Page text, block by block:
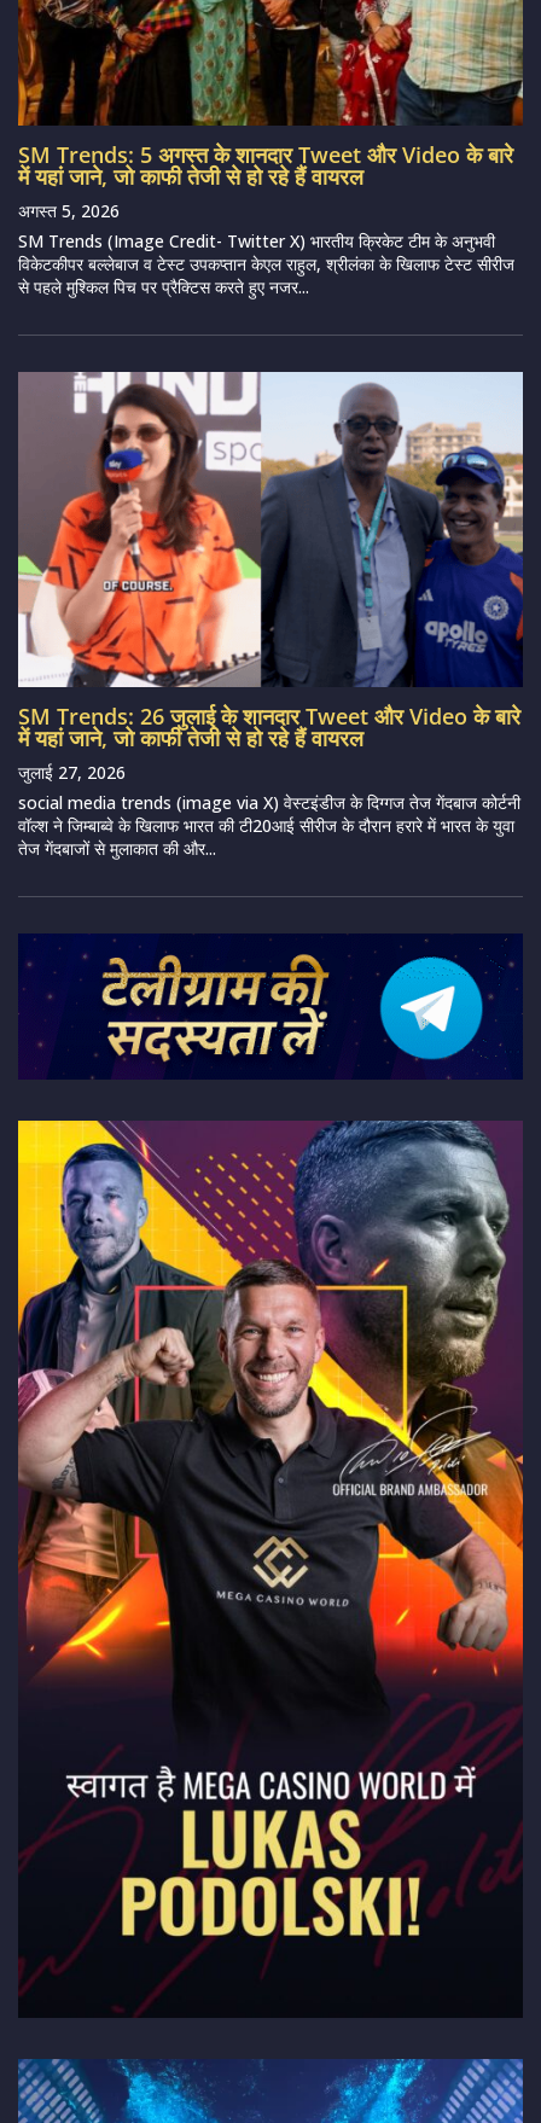
SM Trends: 5 अगस्त के शानदार Tweet और Video के बारे
में यहां जाने, जो काफी तेजी से हो रहे हैं वायरल
अगस्त 5, 2026
SM Trends (Image Credit- Twitter X) भारतीय क्रिकेट टीम के अनुभवी
विकेटकीपर बल्लेबाज व टेस्ट उपकप्तान केएल राहुल, श्रीलंका के खिलाफ टेस्ट सीरीज
से पहले मुश्किल पिच पर प्रैक्टिस करते हुए नजर...
SM Trends: 26 जुलाई के शानदार Tweet और Video के बारे
में यहां जाने, जो काफी तेजी से हो रहे हैं वायरल
जुलाई 27, 2026
social media trends (image via X) वेस्टइंडीज के दिग्गज तेज गेंदबाज कोर्टनी
वॉल्श ने जिम्बाब्वे के खिलाफ भारत की टी20आई सीरीज के दौरान हरारे में भारत के युवा
तेज गेंदबाजों से मुलाकात की और...